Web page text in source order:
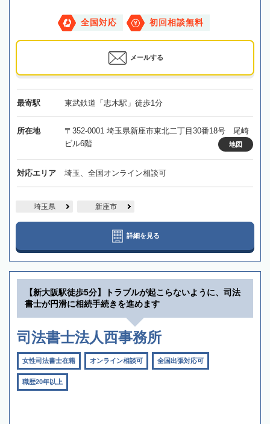
全国対応 初回相談無料
メールする
最寄駅 東武鉄道「志木駅」徒歩1分
所在地
〒352-0001 埼玉県新座市東北二丁目30番18号 尾崎
ビル6階
地図
対応エリア 埼玉、全国オンライン相談可
埼玉県 新座市
詳細を見る
【新大阪駅徒歩5分】トラブルが起こらないように、司法
書士が円滑に相続手続きを進めます
司法書士法人西事務所
女性司法書士在籍 オンライン相談可 全国出張対応可
職歴20年以上